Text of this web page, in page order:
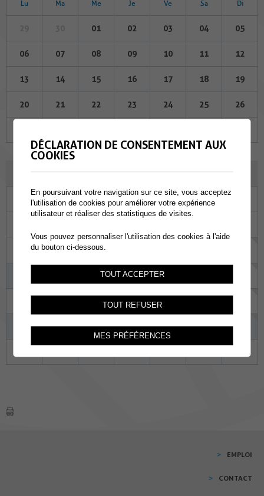
Lu Ma Me Je Ve Sa Di
01 02 03 04 05
06 07 08 09 10 11 12
13 14 15 16 17 18 19
20 21 22 23 24 25 26
Ma Me Ve
04 05
13 14
20
25 26 27 28 29
EMPLOI
CONTACT
DÉCLARATION DE CONSENTEMENT AUX
COOKIES
En poursuivant votre navigation sur ce site, vous acceptez
l'utilisation de cookies pour améliorer votre expérience
utilisateur et réaliser des statistiques de visites.
Vous pouvez personnaliser l'utilisation des cookies à l'aide
du bouton ci-dessous.
TOUT ACCEPTER
TOUT REFUSER
MES PRÉFÉRENCES